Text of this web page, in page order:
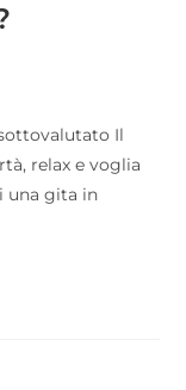
Il
relax e voglia
una gita in